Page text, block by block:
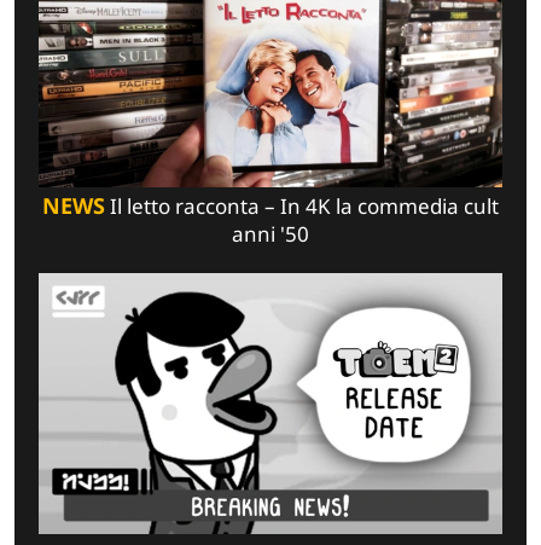
NEWSIl letto racconta – In 4K la commedia cult
anni '50